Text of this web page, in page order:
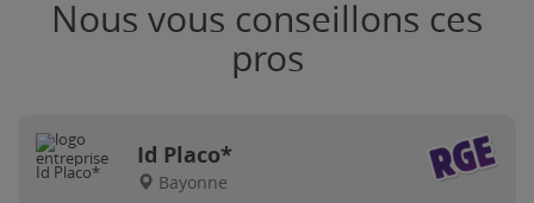
Nous vous conseillons ces
pros
Id Placo*
Bayonne